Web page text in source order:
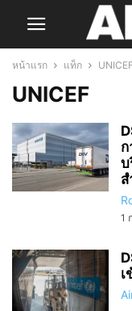
หน้าแรก แท็ก UNICEF
UNICEF
บ
ส
1